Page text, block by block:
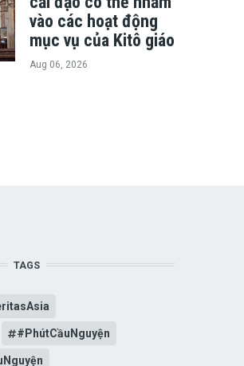
vào các hoạt động
mục vụ của Kitô giáo
Aug 06, 2026
TAGS
#PhútCầuNguyện